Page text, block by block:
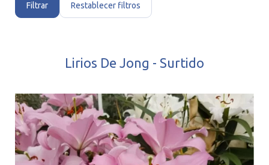
Filtrar Restablecer filtros
Lirios De Jong - Surtido